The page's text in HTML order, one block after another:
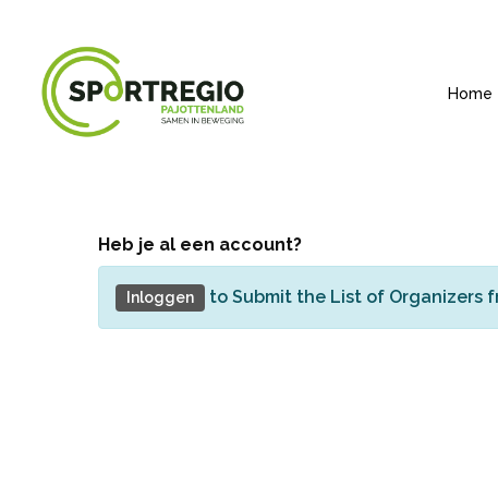
content
Druk op enter om te zoeken of escape om te
Home
Heb je al een account?
Inloggen to Submit the List of Organizers